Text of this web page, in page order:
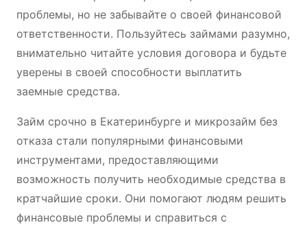
проблемы, но не забывайте о своей финансовой
ответственности. Пользуйтесь займами разумно,
внимательно читайте условия договора и будьте
уверены в своей способности выплатить
заемные средства.
Займ срочно в Екатеринбурге и микрозайм без
отказа стали популярными финансовыми
инструментами, предоставляющими
возможность получить необходимые средства в
кратчайшие сроки. Они помогают людям решить
финансовые проблемы и справиться с